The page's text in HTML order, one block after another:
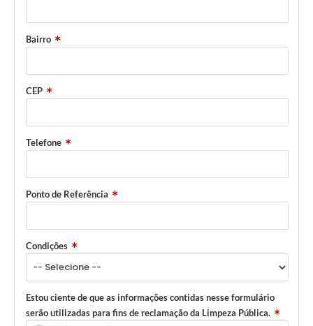
Bairro
CEP
Telefone
Ponto de Referência
Condições
Estou ciente de que as informações contidas nesse formulário
serão utilizadas para fins de reclamação da Limpeza Pública.